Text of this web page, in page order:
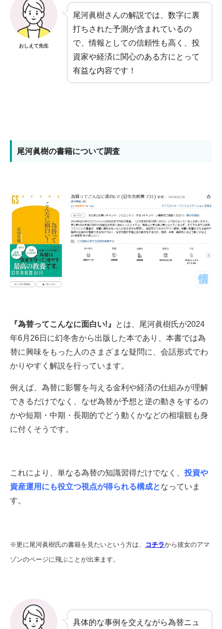
おしえて先生
尾河眞樹さんの解説では、数字に裏
打ちされた予測が含まれているの
で、情報としての信頼性も高く、投
資家や経済に関心のある方にとって
有益な内容です！
尾河眞樹の書籍について調査
『為替ってこんなに面白い!』
とは、尾河眞樹氏が2024
年6月26日に幻冬舎から出版した本であり、本書では為
替に興味をもった人のさまざまな疑問に、会話形式でわ
かりやすく解説を行っています。
例えば、為替に影響を与える金利や経済の仕組みが理解
できるだけでなく、なぜ為替が予想と逆の動きをするの
かや短期・中期・長期的でどう動くかなどの相場観も身
に付くそうです。
これにより、単なる為替の知識習得だけでなく、 投資や
資産運用にも役立つ視点が得られる構成となっていま
す。
※更に尾河眞樹氏の書籍を見たいという方は、 コチラから彼女のアマ
ゾンのページに飛ぶことが出来ます。
具体的な事例を交えながら為替ニュ